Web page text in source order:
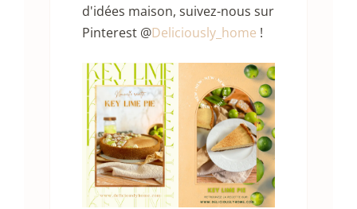
d'idées maison, suivez-nous sur
Pinterest @Deliciously_home !